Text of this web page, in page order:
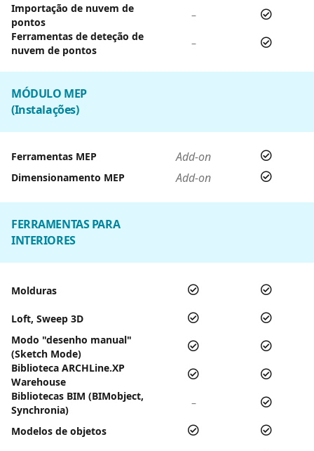
Importação de nuvem de
pontos
–
Ferramentas de deteção de
nuvem de pontos
–
MÓDULO MEP
(Instalações)
Ferramentas MEP Add-on
Dimensionamento MEP Add-on
FERRAMENTAS PARA
INTERIORES
Molduras
Loft, Sweep 3D
Modo "desenho manual"
(Sketch Mode)
Biblioteca ARCHLine.XP
Warehouse
Bibliotecas BIM (BIMobject,
Synchronia)
–
Modelos de objetos